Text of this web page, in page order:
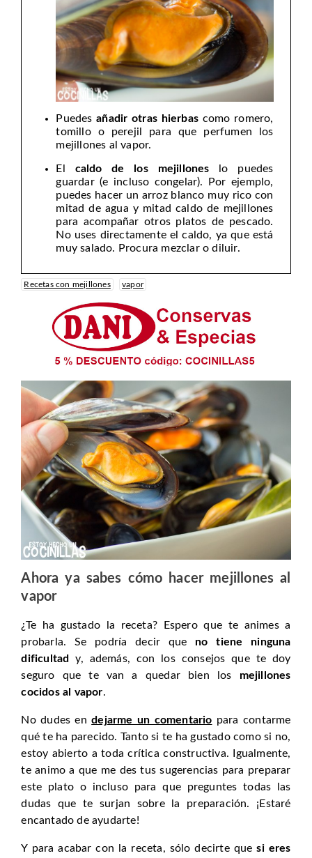
Puedesañadir otras hierbas como romero,
tomillo o perejil para que perfumen los
mejillones al vapor.
El caldo de los mejillones lo puedes
guardar (e incluso congelar). Por ejemplo,
puedes hacer un arroz blanco muy rico con
mitad de agua y mitad caldo de mejillones
para acompañar otros platos de pescado.
No uses directamente el caldo, ya que está
muy salado. Procura mezclar o diluir.
Recetas con mejillones vapor
Ahora ya sabes cómo hacer mejillones al
vapor
¿Te ha gustado la receta? Espero que te animes a
probarla. Se podría decir que no tiene ninguna
dificultad y, además, con los consejos que te doy
seguro que te van a quedar bien los mejillones
cocidos al vapor.
No dudes endejarme un comentario para contarme
qué te ha parecido. Tanto si te ha gustado como si no,
estoy abierto a toda crítica constructiva. Igualmente,
te animo a que me des tus sugerencias para preparar
este plato o incluso para que preguntes todas las
dudas que te surjan sobre la preparación. ¡Estaré
encantado de ayudarte!
Y para acabar con la receta, sólo decirte quesi eres